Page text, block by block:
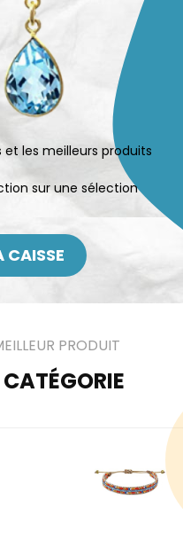
les meilleurs produits
sur une sélection
CAISSE
PRODUIT